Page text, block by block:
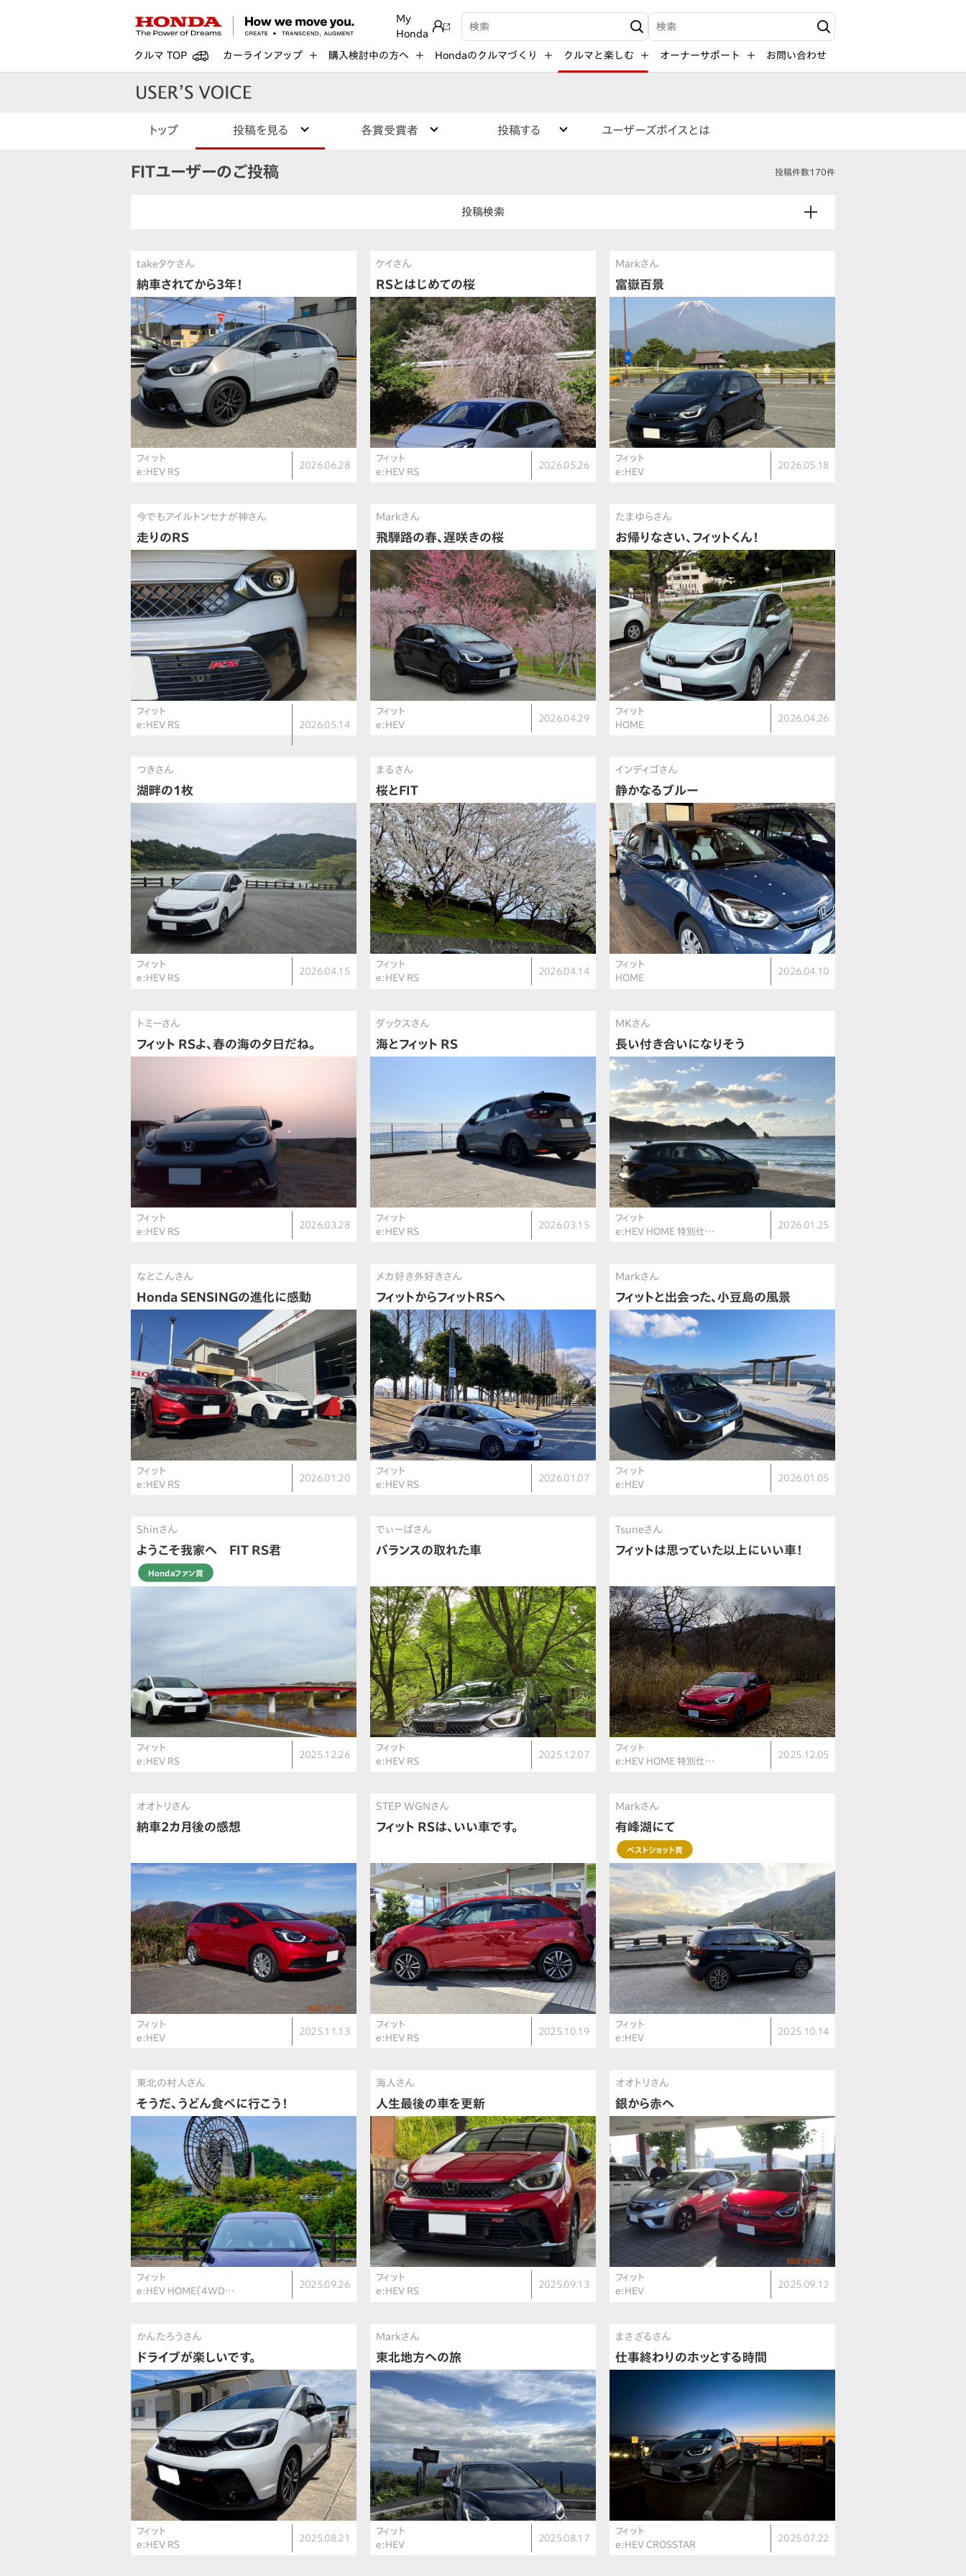
My
Honda
検索キーワード入力 検索キーワード入力
クルマ TOP カーラインアップ 購入検討中の方へ Hondaのクルマづくり クルマと楽しむ オーナーサポート お問い合わせ
トップ 投稿を見る 各賞受賞者 投稿する ユーザーズボイスとは
FITユーザーのご投稿 投稿件数170件
投稿検索
takeタケさん
納車されてから3年！
フィット
e:HEV RS
2026.06.28
ケイさん
RSとはじめての桜
フィット
e:HEV RS
2026.05.26
Markさん
富嶽百景
フィット
e:HEV
2026.05.18
今でもアイルトンセナが神さん
走りのRS
フィット
e:HEV RS
2026.05.14
Markさん
飛騨路の春、遅咲きの桜
フィット
e:HEV
2026.04.29
たまゆらさん
お帰りなさい、フィットくん！
フィット
HOME
2026.04.26
つきさん
湖畔の1枚
フィット
e:HEV RS
2026.04.15
まるさん
桜とFIT
フィット
e:HEV RS
2026.04.14
インディゴさん
静かなるブルー
フィット
HOME
2026.04.10
トミーさん
フィット RSよ、春の海の夕日だね。
フィット
e:HEV RS
2026.03.28
ダックスさん
海とフィット RS
フィット
e:HEV RS
2026.03.15
MKさん
長い付き合いになりそう
フィット
e:HEV HOME 特別仕…
2026.01.25
なとこんさん
Honda SENSINGの進化に感動
フィット
e:HEV RS
2026.01.20
メカ好き外好きさん
フィットからフィットRSへ
フィット
e:HEV RS
2026.01.07
Markさん
フィットと出会った、小豆島の風景
フィット
e:HEV
2026.01.05
Shinさん
ようこそ我家へ FIT RS君
Hondaファン賞
フィット
e:HEV RS
2025.12.26
でぃーぱさん
バランスの取れた車
フィット
e:HEV RS
2025.12.07
Tsuneさん
フィットは思っていた以上にいい車！
フィット
e:HEV HOME 特別仕…
2025.12.05
オオトリさん
納車2カ月後の感想
フィット
e:HEV
2025.11.13
STEP WGNさん
フィット RSは、いい車です。
フィット
e:HEV RS
2025.10.19
Markさん
有峰湖にて
ベストショット賞
フィット
e:HEV
2025.10.14
東北の村人さん
そうだ、うどん食べに行こう！
フィット
e:HEV HOME（4WD…
2025.09.26
海人さん
人生最後の車を更新
フィット
e:HEV RS
2025.09.13
オオトリさん
銀から赤へ
フィット
e:HEV
2025.09.12
かんたろうさん
ドライブが楽しいです。
フィット
e:HEV RS
2025.08.21
Markさん
東北地方への旅
フィット
e:HEV
2025.08.17
まさざるさん
仕事終わりのホッとする時間
フィット
e:HEV CROSSTAR
2025.07.22